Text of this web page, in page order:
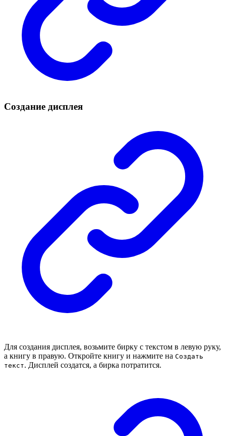
Создание дисплея
Для создания дисплея, возьмите бирку с текстом в левую руку,
а книгу в правую. Откройте книгу и нажмите на Создать
текст. Дисплей создатся, а бирка потратится.